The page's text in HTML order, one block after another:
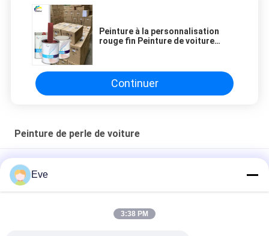
Peinture à la personnalisation
rouge fin Peinture de voiture
automatique
Continuer
Peinture de perle de voiture
Peinture à perles de voiture anti-moisi
Peinture automobile nacrée rouge perle non toxique,
Eve
3:38 PM